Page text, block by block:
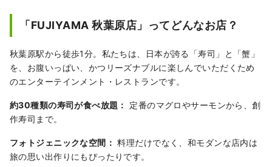
「FUJIYAMA 秋葉原店」ってどんなお店？
秋葉原駅から徒歩1分。私たちは、日本が誇る「寿司」と「蟹」
を、お腹いっぱい、かつリーズナブルに楽しんでいただくため
のエンターテインメント・レストランです。
約30種類の寿司が食べ放題：
定番のマグロやサーモンから、創
作寿司まで。
フォトジェニックな空間： 料理だけでなく、和モダンな店内は
旅の思い出作りにもぴったりです。